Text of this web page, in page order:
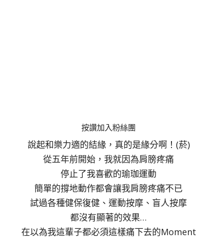
按讚加入粉絲團
說起和樂力適的結緣，真的是緣分啊！(菸)
從五年前開始，我就因為肩膀疼痛
停止了我喜歡的瑜珈運動
簡單的撐地動作都會讓我肩膀疼痛不已
試過各種健保復健、運動按摩、盲人按摩
都沒有顯著的效果…
在以為我這輩子都必須這樣痛下去的Moment